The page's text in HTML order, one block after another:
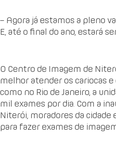
– Agora já estamos a pleno
E, até o final do ano, estará
O Centro de Imagem de
melhor atender os cariocas
como no Rio de Janeiro, a
mil exames por dia. Com a
Niterói, moradores da
para fazer exames de